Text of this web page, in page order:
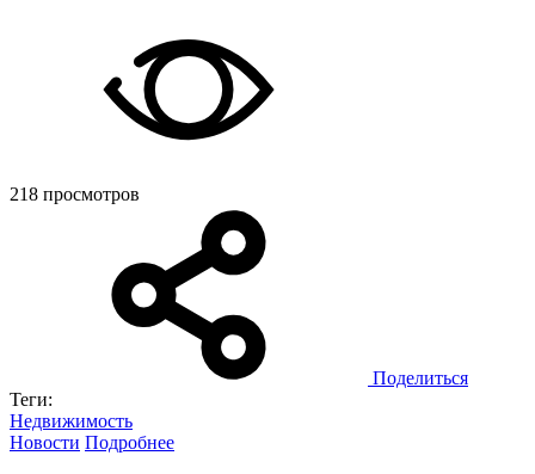
218 просмотров
Поделиться
Теги:
Недвижимость
Новости Подробнее